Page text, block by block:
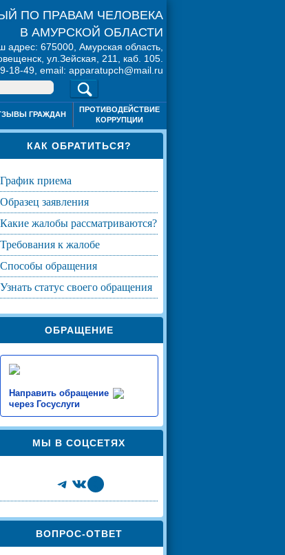
ПО ПРАВАМ ЧЕЛОВЕКА
В АМУРСКОЙ ОБЛАСТИ
адрес: 675000, Амурская область,
ул.Зейская, 211, каб. 105.
18-49, email: apparatupch@mail.ru
ГРАЖДАН
ПРОТИВОДЕЙСТВИЕ
КОРРУПЦИИ
КАК ОБРАТИТЬСЯ?
график приема
образец заявления
какие жалобы рассматриваются?
требования к жалобе
способы обращения
узнать статус своего обращения
ОБРАЩЕНИЕ
Направить обращение
через Госуслуги
МЫ В СОЦСЕТЯХ
Telegram
VKShare Icon
ВОПРОС-ОТВЕТ